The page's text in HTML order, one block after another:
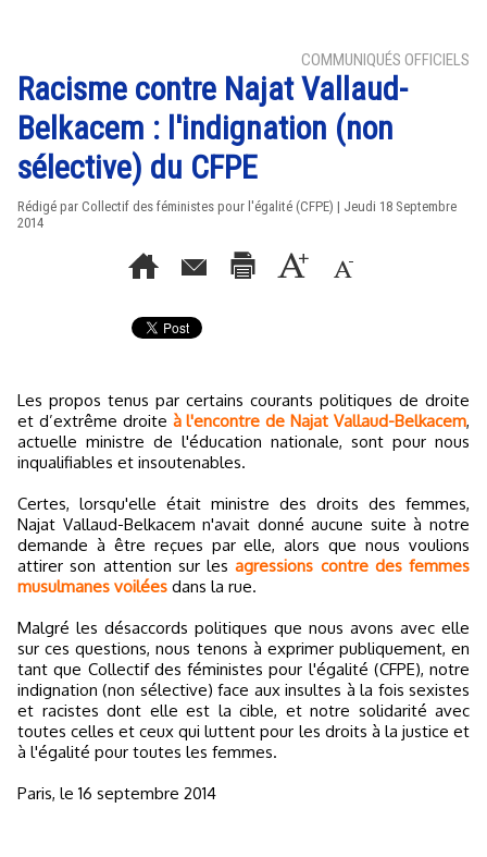
COMMUNIQUÉS OFFICIELS
Racisme contre Najat Vallaud-
Belkacem : l'indignation (non
sélective) du CFPE
Rédigé par Collectif des féministes pour l'égalité (CFPE) | Jeudi 18 Septembre
2014
Les propos tenus par certains courants politiques de droite
et d’extrême droite à l'encontre de Najat Vallaud-Belkacem,
actuelle ministre de l'éducation nationale, sont pour nous
inqualifiables et insoutenables.
Certes, lorsqu'elle était ministre des droits des femmes,
Najat Vallaud-Belkacem n'avait donné aucune suite à notre
demande à être reçues par elle, alors que nous voulions
attirer son attention sur lesagressions contre des femmes
musulmanes voilées dans la rue.
Malgré les désaccords politiques que nous avons avec elle
sur ces questions, nous tenons à exprimer publiquement, en
tant que Collectif des féministes pour l'égalité (CFPE), notre
indignation (non sélective) face aux insultes à la fois sexistes
et racistes dont elle est la cible, et notre solidarité avec
toutes celles et ceux qui luttent pour les droits à la justice et
à l'égalité pour toutes les femmes.
Paris, le 16 septembre 2014